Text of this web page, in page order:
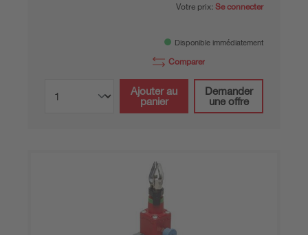
Votre prix: Se connecter
Disponible immédiatement
Comparer
Ajouter au
panier
Demander
une offre